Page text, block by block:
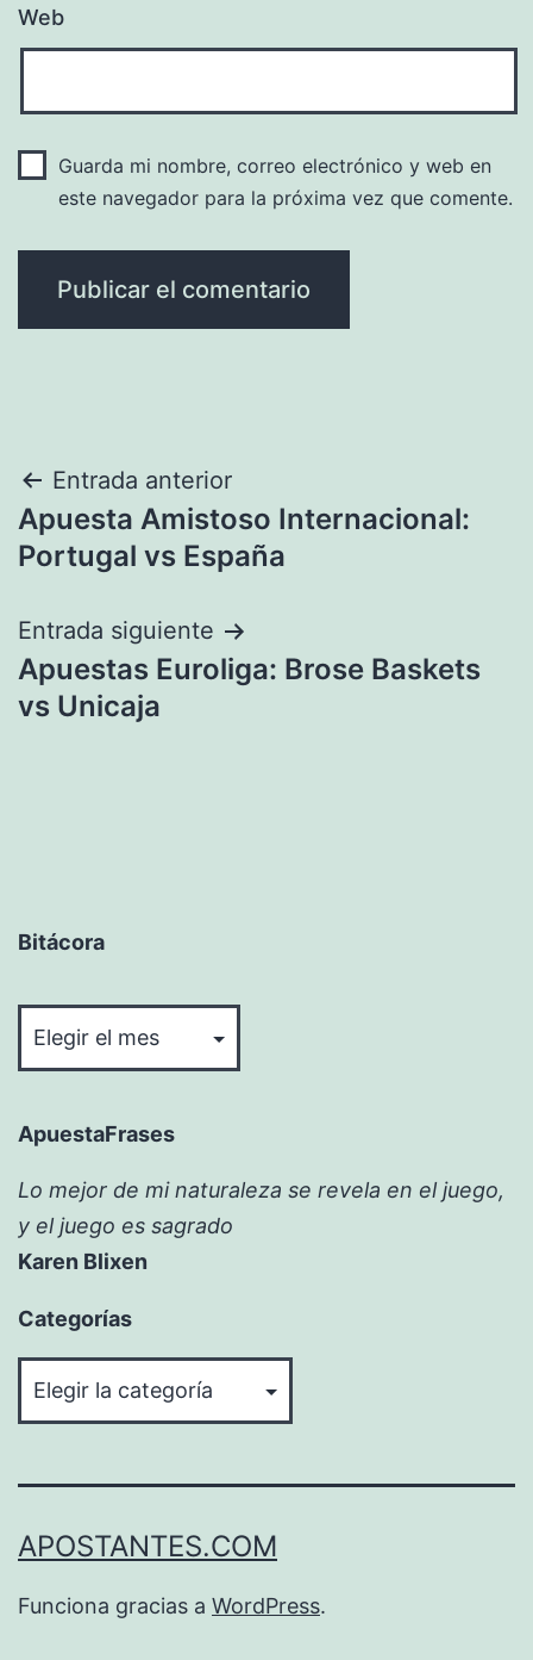
Web
Guarda mi nombre, correo electrónico y web en
este navegador para la próxima vez que comente.
Navegación
de
Entrada anterior
Apuesta Amistoso Internacional:
Portugal vs España
Entrada siguiente
Apuestas Euroliga: Brose Baskets
vs Unicaja
Bitácora
ApuestaFrases
Lo mejor de mi naturaleza se revela en el juego,
y el juego es sagrado
Karen Blixen
Categorías
APOSTANTES.COM
Funciona gracias a WordPress.